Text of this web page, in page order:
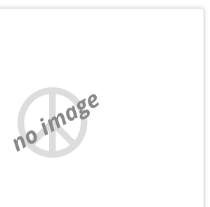
no image